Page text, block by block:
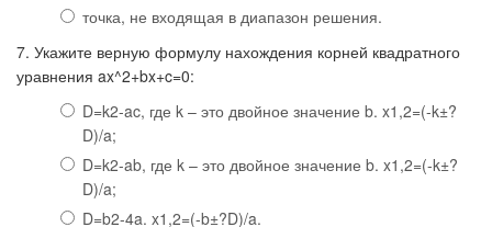
точка, не входящая в диапазон решения.
7. Укажите верную формулу нахождения корней квадратного
уравнения ax^2+bx+c=0:
D=k2-ac, где k – это двойное значение b. x1,2=(-k±?
D)/a;
D=k2-ab, где k – это двойное значение b. x1,2=(-k±?
D)/a;
D=b2-4a. x1,2=(-b±?D)/a.